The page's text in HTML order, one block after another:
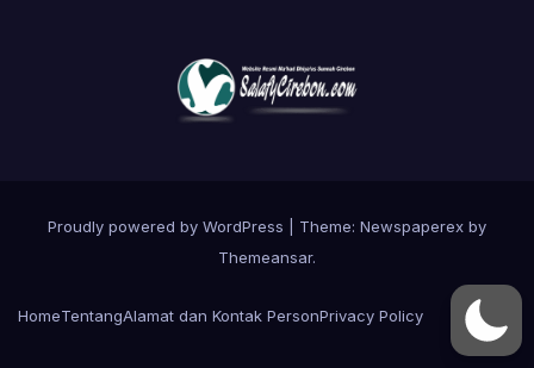
Proudly powered by WordPress
Theme: Newspaperex by
Themeansar.
HomeTentangAlamat dan Kontak PersonPrivacy Policy